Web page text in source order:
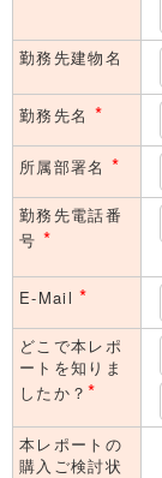
勤務先建物名
勤務先名 *
所属部署名 *
勤務先電話番
号 *
E-Mail*
どこで本レポ
ートを知りま
したか？*
本レポートの
購入ご検討状